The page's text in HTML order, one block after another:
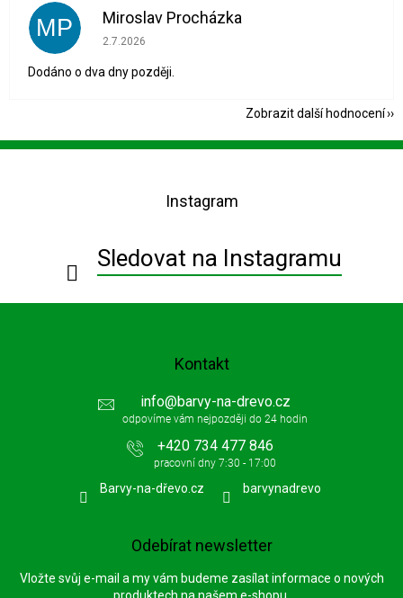
MP Miroslav Procházka
Hodnocení obchodu je 1 z 5 hvězdiček.
2.7.2026
Dodáno o dva dny později.
Zobrazit další hodnocení
Z
Instagram
Sledovat na Instagramu
Kontakt
info@barvy-na-drevo.cz
+420 734 477 846
Barvy-na-dřevo.cz barvynadrevo
Odebírat newsletter
Vložte svůj e-mail a my vám budeme zasílat informace o nových
produktech na našem e-shopu.